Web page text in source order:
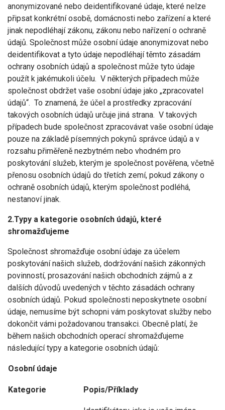
anonymizované nebo deidentifikované údaje, které nelze
připsat konkrétní osobě, domácnosti nebo zařízení a které
jinak nepodléhají zákonu, zákonu nebo nařízení o ochraně
údajů. Společnost může osobní údaje anonymizovat nebo
deidentifikovat a tyto údaje nepodléhají těmto zásadám
ochrany osobních údajů a společnost může tyto údaje
použít k jakémukoli účelu. V některých případech může
společnost obdržet vaše osobní údaje jako „zpracovatel
údajů“. To znamená, že účel a prostředky zpracování
takových osobních údajů určuje jiná strana. V takových
případech bude společnost zpracovávat vaše osobní údaje
pouze na základě písemných pokynů správce údajů a v
rozsahu přiměřeně nezbytném nebo vhodném pro
poskytování služeb, kterým je společnost pověřena, včetně
přenosu osobních údajů do třetích zemí, pokud zákony o
ochraně osobních údajů, kterým společnost podléhá,
nestanoví jinak.
2.Typy a kategorie osobních údajů, které
shromažďujeme
Společnost shromažďuje osobní údaje za účelem
poskytování našich služeb, dodržování našich zákonných
povinností, prosazování našich obchodních zájmů a z
dalších důvodů uvedených v těchto zásadách ochrany
osobních údajů. Pokud společnosti neposkytnete osobní
údaje, nemusíme být schopni vám poskytovat služby nebo
dokončit vámi požadovanou transakci. Obecně platí, že
během našich obchodních operací shromažďujeme
následující typy a kategorie osobních údajů:
Osobní údaje
Kategorie Popis/Příklady